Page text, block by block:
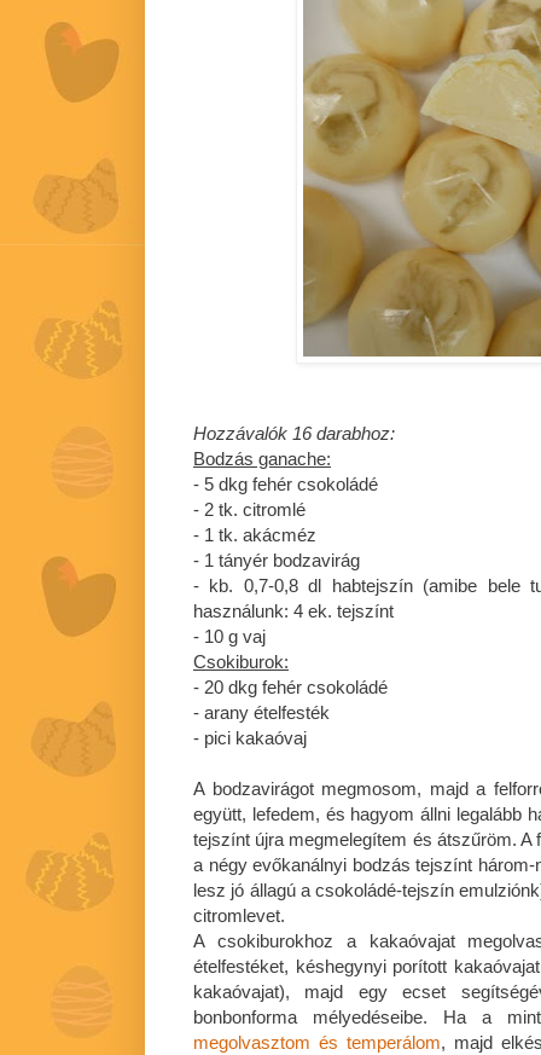
Hozzávalók 16 darabhoz:
Bodzás ganache:
- 5 dkg fehér csokoládé
- 2 tk. citromlé
- 1 tk. akácméz
- 1 tányér bodzavirág
- kb. 0,7-0,8 dl habtejszín (amibe bele
használunk: 4 ek. tejszínt
- 10 g vaj
Csokiburok:
- 20 dkg fehér csokoládé
- arany ételfesték
- pici kakaóvaj
A bodzavirágot megmosom, majd a
együtt, lefedem, és hagyom állni legalább
tejszínt újra megmelegítem és átszűröm.
a négy evőkanálnyi bodzás tejszínt
lesz jó állagú a csokoládé-tejszín
citromlevet.
A csokiburokhoz a kakaóvajat
ételfestéket, késhegynyi porított
kakaóvajat), majd egy ecset
bonbonforma mélyedéseibe. Ha a
megolvasztom és temperálom, majd